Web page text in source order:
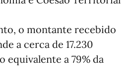
o montante recebido
a cerca de 17.230
equivalente a 79% da